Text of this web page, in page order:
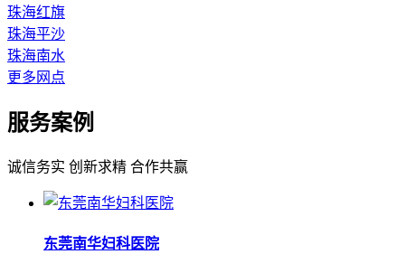
珠海红旗
珠海平沙
珠海南水
更多网点
服务案例
诚信务实 创新求精 合作共赢
东莞南华妇科医院